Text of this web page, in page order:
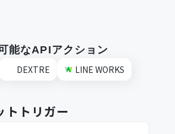
能なAPIアクション
DEXTRE LINE WORKS
トトリガー